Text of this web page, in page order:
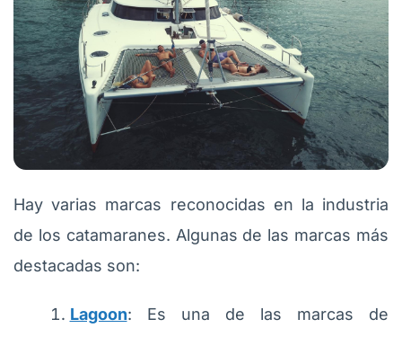
Hay varias marcas reconocidas en la industria
de los catamaranes. Algunas de las marcas más
destacadas son:
Lagoon: Es una de las marcas de